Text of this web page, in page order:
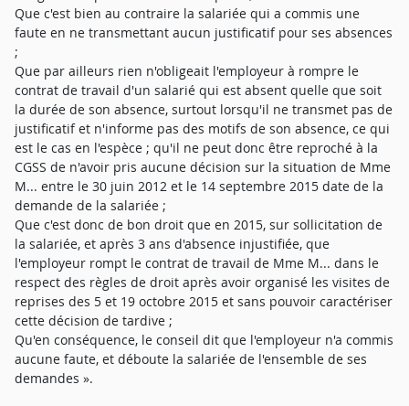
Que c'est bien au contraire la salariée qui a commis une
faute en ne transmettant aucun justificatif pour ses absences
;
Que par ailleurs rien n'obligeait l'employeur à rompre le
contrat de travail d'un salarié qui est absent quelle que soit
la durée de son absence, surtout lorsqu'il ne transmet pas de
justificatif et n'informe pas des motifs de son absence, ce qui
est le cas en l'espèce ; qu'il ne peut donc être reproché à la
CGSS de n'avoir pris aucune décision sur la situation de Mme
M... entre le 30 juin 2012 et le 14 septembre 2015 date de la
demande de la salariée ;
Que c'est donc de bon droit que en 2015, sur sollicitation de
la salariée, et après 3 ans d'absence injustifiée, que
l'employeur rompt le contrat de travail de Mme M... dans le
respect des règles de droit après avoir organisé les visites de
reprises des 5 et 19 octobre 2015 et sans pouvoir caractériser
cette décision de tardive ;
Qu'en conséquence, le conseil dit que l'employeur n'a commis
aucune faute, et déboute la salariée de l'ensemble de ses
demandes ».